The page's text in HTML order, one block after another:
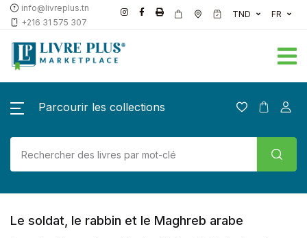
info@livreplus.tn
+216 31 575 307
TND FR
Parcourir les collections
Le soldat, le rabbin et le Maghreb arabe